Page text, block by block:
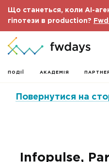
Що станеться, коли AI-
гіпотези в production?
ПОДІЇ АКАДЕМІЯ
Повернутися на
Infopulse,